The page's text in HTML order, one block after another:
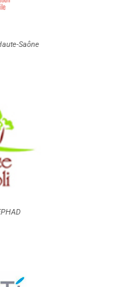
Saône